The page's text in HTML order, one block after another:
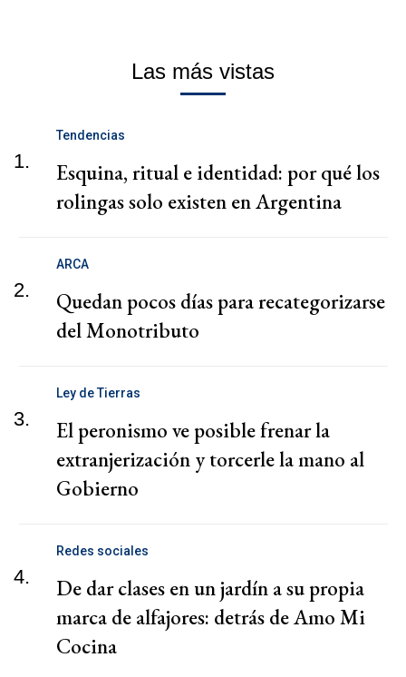
Las más vistas
1.
Tendencias
Esquina, ritual e identidad: por qué los
rolingas solo existen en Argentina
2.
ARCA
Quedan pocos días para recategorizarse
del Monotributo
3.
Ley de Tierras
El peronismo ve posible frenar la
extranjerización y torcerle la mano al
Gobierno
4.
Redes sociales
De dar clases en un jardín a su propia
marca de alfajores: detrás de Amo Mi
Cocina